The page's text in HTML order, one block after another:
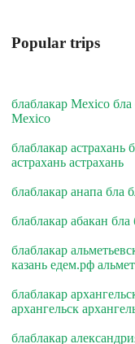
Popular trips
блаблакар Mexico
Mexico
блаблакар астрахань
астрахань астрахань
блаблакар анапа бла
блаблакар абакан
блаблакар
казань едем.рф
блаблакар
архангельск
блаблакар